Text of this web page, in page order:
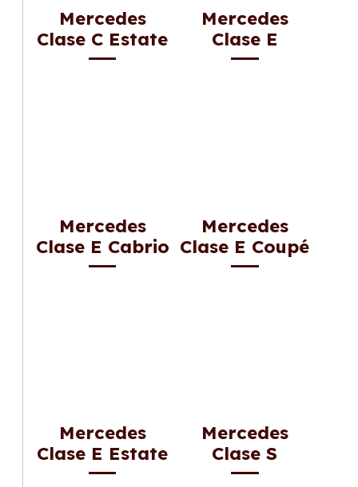
Mercedes
Clase C Estate
Mercedes
Clase E
Mercedes
Clase E Cabrio
Mercedes
Clase E Coupé
Mercedes
Clase E Estate
Mercedes
Clase S